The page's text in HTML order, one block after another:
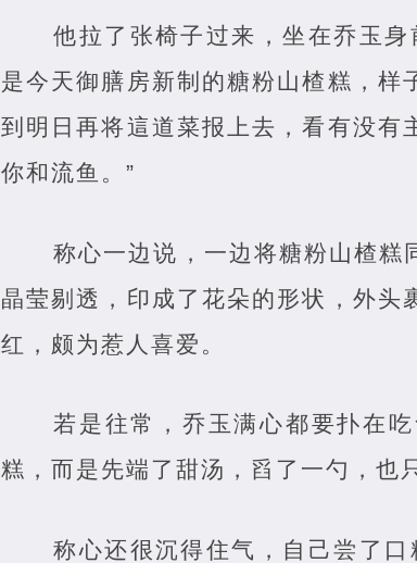
他拉了张椅子过来，坐在乔玉
是今天御膳房新制的糖粉山楂糕，样
到明日再将這道菜报上去，看有没有
你和流鱼。”
称心一边说，一边将糖粉山楂糕
晶莹剔透，印成了花朵的形状，外头
红，颇为惹人喜爱。
若是往常，乔玉满心都要扑在
糕，而是先端了甜汤，舀了一勺，也
称心还很沉得住气，自己尝了